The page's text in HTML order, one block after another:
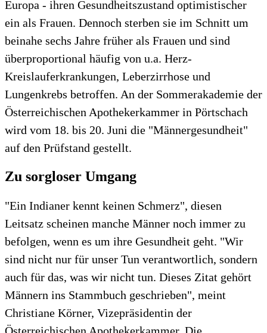
Europa - ihren Gesundheitszustand optimistischer
ein als Frauen. Dennoch sterben sie im Schnitt um
beinahe sechs Jahre früher als Frauen und sind
überproportional häufig von u.a. Herz-
Kreislauferkrankungen, Leberzirrhose und
Lungenkrebs betroffen. An der Sommerakademie der
Österreichischen Apothekerkammer in Pörtschach
wird vom 18. bis 20. Juni die "Männergesundheit"
auf den Prüfstand gestellt.
Zu sorgloser Umgang
"Ein Indianer kennt keinen Schmerz", diesen
Leitsatz scheinen manche Männer noch immer zu
befolgen, wenn es um ihre Gesundheit geht. "Wir
sind nicht nur für unser Tun verantwortlich, sondern
auch für das, was wir nicht tun. Dieses Zitat gehört
Männern ins Stammbuch geschrieben", meint
Christiane Körner, Vizepräsidentin der